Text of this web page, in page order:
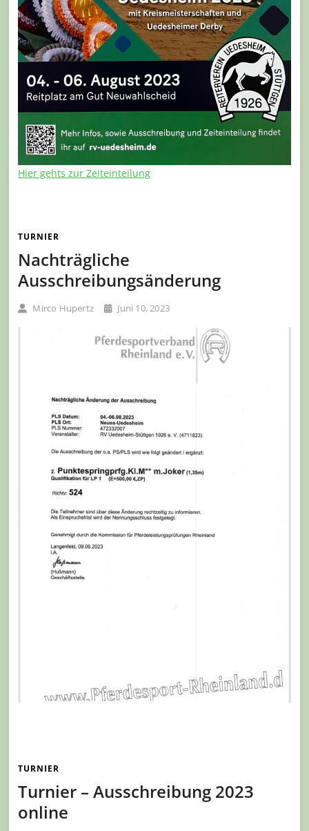
Hier gehts zur Zeiteinteilung
TURNIER
Nachträgliche
Ausschreibungsänderung
Mirco Hupertz Juni 10, 2023
TURNIER
Turnier – Ausschreibung 2023
online